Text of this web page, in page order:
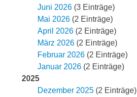
Juni 2026 (3 Einträge)
Mai 2026 (2 Einträge)
April 2026 (2 Einträge)
März 2026 (2 Einträge)
Februar 2026 (2 Einträge)
Januar 2026 (2 Einträge)
2025
Dezember 2025 (2 Einträge)